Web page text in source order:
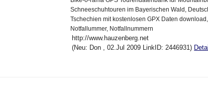
Schneeschuhtouren im Bayerischen Wald,
Tschechien mit kostenlosen GPX Daten
Notfallummer, Notfallnummern
http://www.hauzenberg.net
(Neu: Don , 02.Jul 2009 LinkID: 2446931) Detail